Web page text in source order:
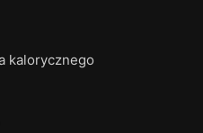
kalorycznego